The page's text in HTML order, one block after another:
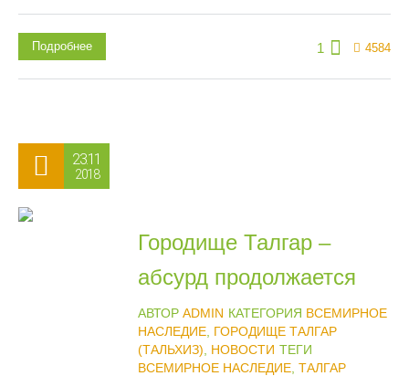
1 4584
Подробнее
23.11
2018
Городище Талгар –
абсурд продолжается
АВТОР ADMIN КАТЕГОРИЯ ВСЕМИРНОЕ
НАСЛЕДИЕ, ГОРОДИЩЕ ТАЛГАР
(ТАЛЬХИЗ)
НОВОСТИ ТЕГИ
ВСЕМИРНОЕ НАСЛЕДИЕ, ТАЛГАР